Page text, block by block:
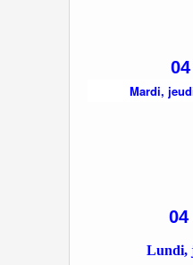
Mardi,
04
Lundi,